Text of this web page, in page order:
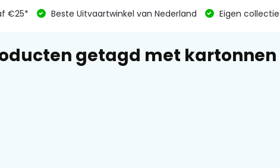
€25* Beste Uitvaartwinkel van Nederland Eigen
getagd met